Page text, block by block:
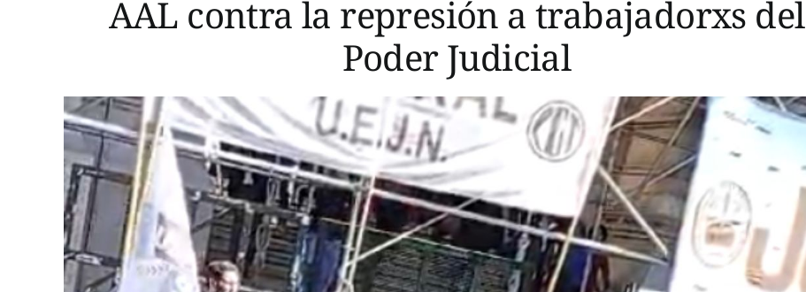
AAL contra la represión a trabajadorxs del
Poder Judicial